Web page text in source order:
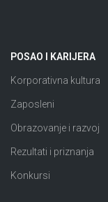
POSAO I KARIJERA
Korporativna kultura
Zaposleni
Obrazovanje i razvoj
Rezultati i priznanja
Konkursi